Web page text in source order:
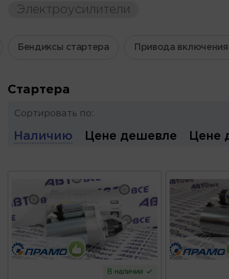
Электроусилители
Бендиксы стартера Привода
Стартера
Сортировать по:
Наличию Цене дешевле Цене
В наличии